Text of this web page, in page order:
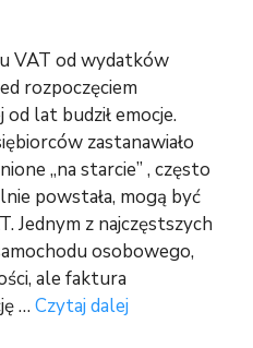
VAT od wydatków
rozpoczęciem
od lat budził emocje.
zastanawiało
„na starcie” , często
powstała, mogą być
Jednym z najczęstszych
osobowego,
ale faktura
… Czytaj dalej